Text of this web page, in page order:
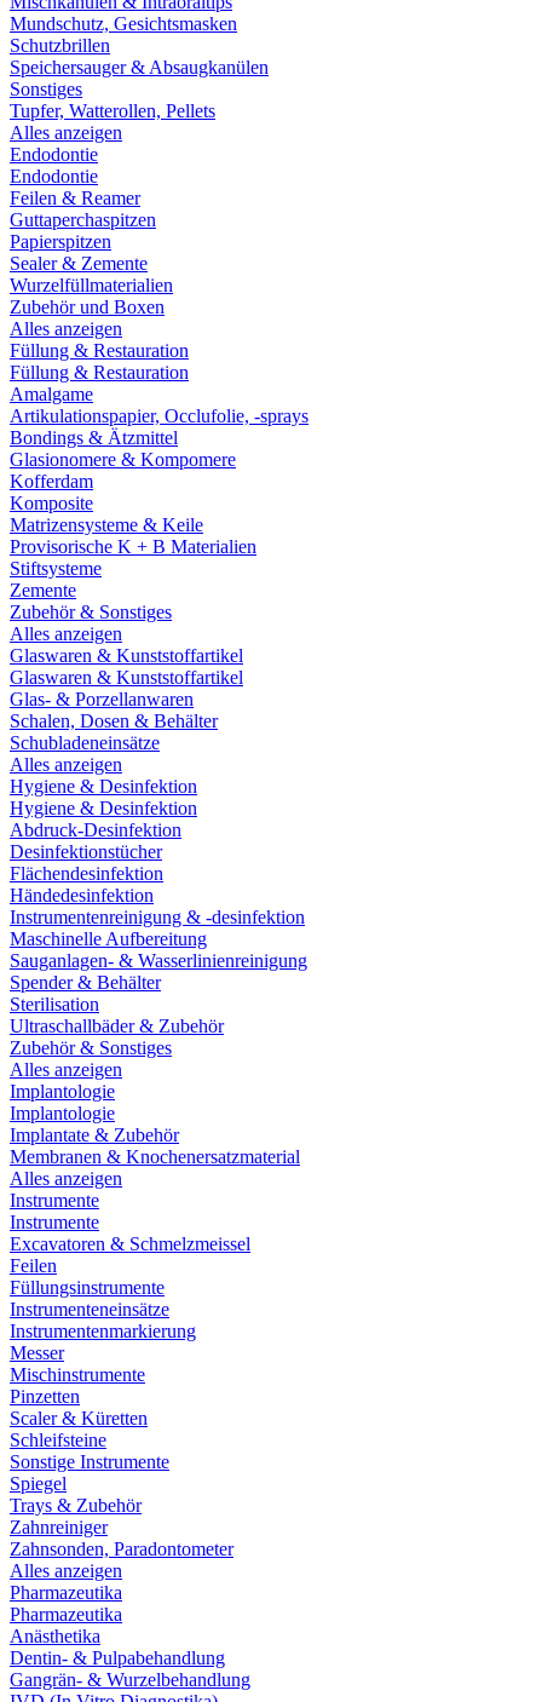
Mundschutz, Gesichtsmasken
Schutzbrillen
Speichersauger & Absaugkanülen
Sonstiges
Tupfer, Watterollen, Pellets
Alles anzeigen
Endodontie
Endodontie
Feilen & Reamer
Guttaperchaspitzen
Papierspitzen
Sealer & Zemente
Wurzelfüllmaterialien
Zubehör und Boxen
Alles anzeigen
Füllung & Restauration
Füllung & Restauration
Amalgame
Artikulationspapier, Occlufolie, -sprays
Bondings & Ätzmittel
Glasionomere & Kompomere
Kofferdam
Komposite
Matrizensysteme & Keile
Provisorische K + B Materialien
Stiftsysteme
Zemente
Zubehör & Sonstiges
Alles anzeigen
Glaswaren & Kunststoffartikel
Glaswaren & Kunststoffartikel
Glas- & Porzellanwaren
Schalen, Dosen & Behälter
Schubladeneinsätze
Alles anzeigen
Hygiene & Desinfektion
Hygiene & Desinfektion
Abdruck-Desinfektion
Desinfektionstücher
Flächendesinfektion
Händedesinfektion
Instrumentenreinigung & -desinfektion
Maschinelle Aufbereitung
Sauganlagen- & Wasserlinienreinigung
Spender & Behälter
Sterilisation
Ultraschallbäder & Zubehör
Zubehör & Sonstiges
Alles anzeigen
Implantologie
Implantologie
Implantate & Zubehör
Membranen & Knochenersatzmaterial
Alles anzeigen
Instrumente
Instrumente
Excavatoren & Schmelzmeissel
Feilen
Füllungsinstrumente
Instrumenteneinsätze
Instrumentenmarkierung
Messer
Mischinstrumente
Pinzetten
Scaler & Küretten
Schleifsteine
Sonstige Instrumente
Spiegel
Trays & Zubehör
Zahnreiniger
Zahnsonden, Paradontometer
Alles anzeigen
Pharmazeutika
Pharmazeutika
Anästhetika
Dentin- & Pulpabehandlung
Gangrän- & Wurzelbehandlung